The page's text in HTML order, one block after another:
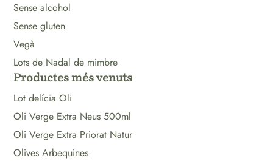
Sense alcohol
Sense gluten
Vegà
Lots de Nadal de mimbre
Productes més venuts
Lot delícia Oli
Oli Verge Extra Neus 500ml
Oli Verge Extra Priorat Natur
Olives Arbequines